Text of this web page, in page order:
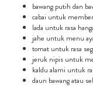
bawang putih dan
cabai untuk
lada untuk rasa
jahe untuk menu
tomat untuk rasa
jeruk nipis untuk
kaldu alami untuk
daun bawang atau